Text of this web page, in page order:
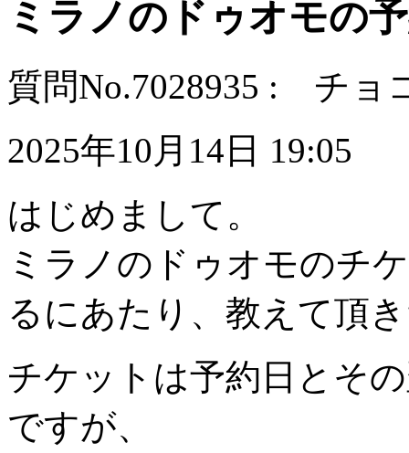
ミラノのドゥオモの
質問No.7028935 : チョ
2025年10月14日 19:05
はじめまして。
ミラノのドゥオモのチ
るにあたり、教えて頂
チケットは予約日とそ
ですが、